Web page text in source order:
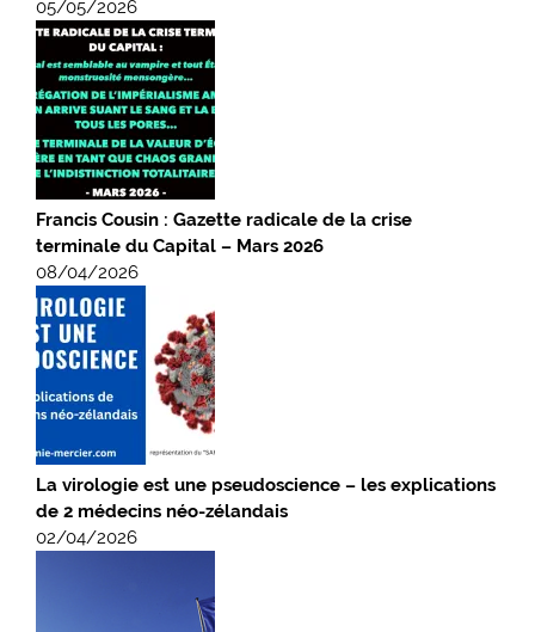
05/05/2026
Francis Cousin : Gazette radicale de la crise
terminale du Capital – Mars 2026
08/04/2026
La virologie est une pseudoscience – les explications
de 2 médecins néo-zélandais
02/04/2026